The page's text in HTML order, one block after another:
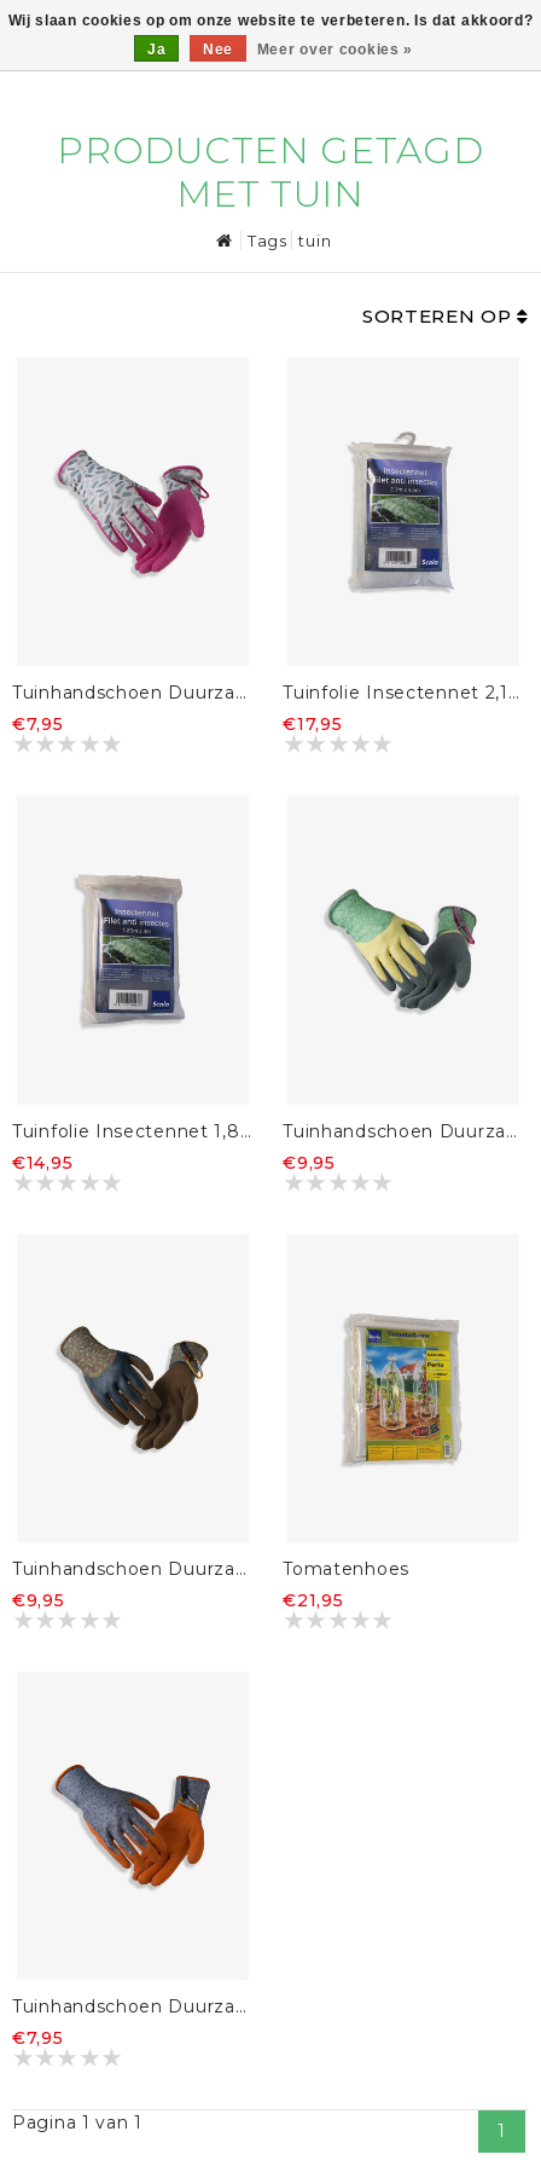
0
PRODUCTEN GETAGD
MET TUIN
Tags tuin
SORTEREN OP
Tuinhandschoen Duurzaam Standaard Roze
€7,95
Tuinfolie Insectennet 2,1m x 4,5m
€17,95
Tuinfolie Insectennet 1,83 x 3m
€14,95
Tuinhandschoen Duurzaam Plus Groen/Geel
€9,95
Tuinhandschoen Duurzaam Plus Bruin
€9,95
Tomatenhoes
€21,95
Tuinhandschoen Duurzaam Standaard Oranje
€7,95
Pagina 1 van 1 1
Wij slaan cookies op om onze website te verbeteren. Is dat akkoord?
Ja
Nee Meer over cookies »